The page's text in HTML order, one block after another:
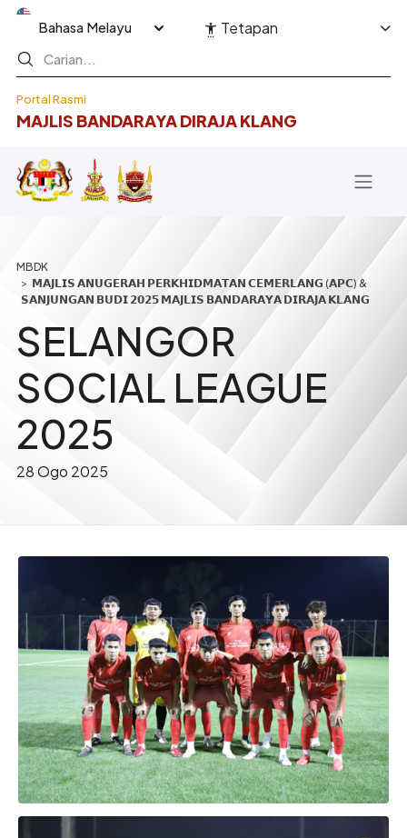
Langkau ke kandungan utama
Portal Rasmi
MAJLIS BANDARAYA DIRAJA KLANG
Select your language Tetapan
Breadcrumb
𝗠𝗔𝗝𝗟𝗜𝗦 𝗔𝗡𝗨𝗚𝗘𝗥𝗔𝗛 𝗣𝗘𝗥𝗞𝗛𝗜𝗗𝗠𝗔𝗧𝗔𝗡 𝗖𝗘𝗠𝗘𝗥𝗟𝗔𝗡𝗚 (𝗔𝗣𝗖) &
𝗦𝗔𝗡𝗝𝗨𝗡𝗚𝗔𝗡 𝗕𝗨𝗗𝗜 𝟮𝟬𝟮𝟱 𝗠𝗔𝗝𝗟𝗜𝗦 𝗕𝗔𝗡𝗗𝗔𝗥𝗔𝗬𝗔 𝗗𝗜𝗥𝗔𝗝𝗔 𝗞𝗟𝗔𝗡𝗚
SELANGOR
SOCIAL LEAGUE
2025
28 Ogo 2025